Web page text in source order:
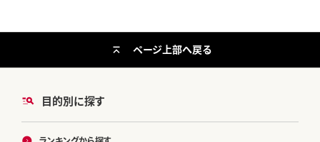
目的別に探す
ページ上部へ戻る